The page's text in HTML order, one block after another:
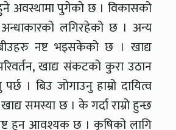
अवस्थामा पुगेको छ । विकासको
लगिरहेको छ । अन्य
नष्ट भइसकेको छ । खाद्य
खाद्य संकटको कुरा उठान
। बिउ जोगाउनु हाम्रो दायित्व
समस्या छ । के गर्दा राम्रो हुन्छ
हुन आवश्यक छ । कृषिको लागि